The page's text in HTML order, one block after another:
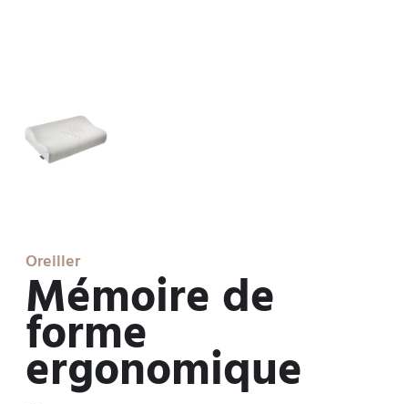
Oreiller
Mémoire de
forme
ergonomique